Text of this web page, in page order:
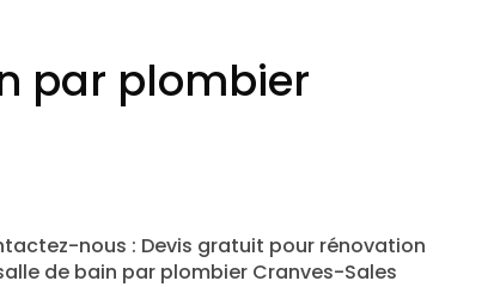
par plombier
nous : Devis gratuit pour rénovation
de bain par plombier Cranves-Sales